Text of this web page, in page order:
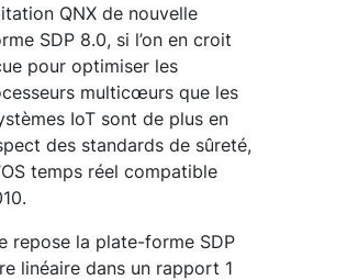
QNX de nouvelle
SDP 8.0, si l’on en croit
pour optimiser les
multicœurs que les
IoT sont de plus en
des standards de sûreté,
temps réel compatible
repose la plate-forme SDP
linéaire dans un rapport 1